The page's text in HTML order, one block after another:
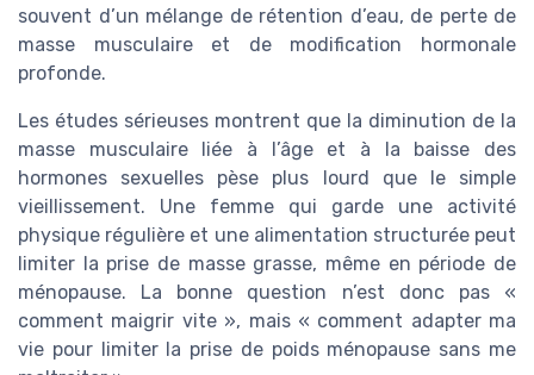
souvent d’un mélange de rétention d’eau, de perte de
masse musculaire et de modification hormonale
profonde.
Les études sérieuses montrent que la diminution de la
masse musculaire liée à l’âge et à la baisse des
hormones sexuelles pèse plus lourd que le simple
vieillissement. Une femme qui garde une activité
physique régulière et une alimentation structurée peut
limiter la prise de masse grasse, même en période de
ménopause. La bonne question n’est donc pas «
comment maigrir vite », mais « comment adapter ma
vie pour limiter la prise de poids ménopause sans me